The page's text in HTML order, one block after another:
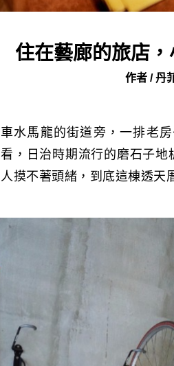
住在藝廊的旅店
作者 / 丹
車水馬龍的街道旁，一排老
看，日治時期流行的磨石子
人摸不著頭緒，到底這棟透天